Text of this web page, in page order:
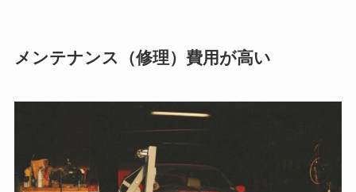
メンテナンス（修理）費用が高い